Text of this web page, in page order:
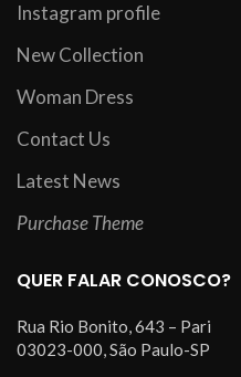
Instagram profile
New Collection
Woman Dress
Contact Us
Latest News
Purchase Theme
QUER FALAR CONOSCO?
Rua Rio Bonito, 643 – Pari
03023-000, São Paulo-SP